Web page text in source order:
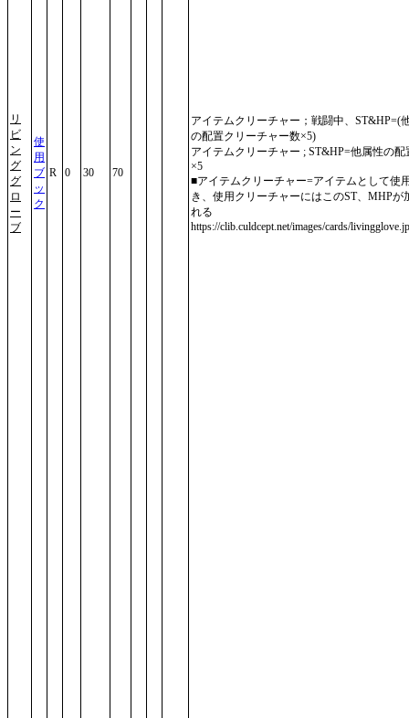
リ
ビ
ン
グ
グ
ロ
ー
ブ
使
用
ブ
ッ
ク
R 0 30 70
アイテムクリーチャー；戦闘中、ST&HP=(
の配置クリーチャー数×5)
アイテムクリーチャー ; ST&HP=他属性の配
×5
■アイテムクリーチャー=アイテムとして使
き、使用クリーチャーにはこのST、MHPが
れる
https://clib.culdcept.net/images/cards/